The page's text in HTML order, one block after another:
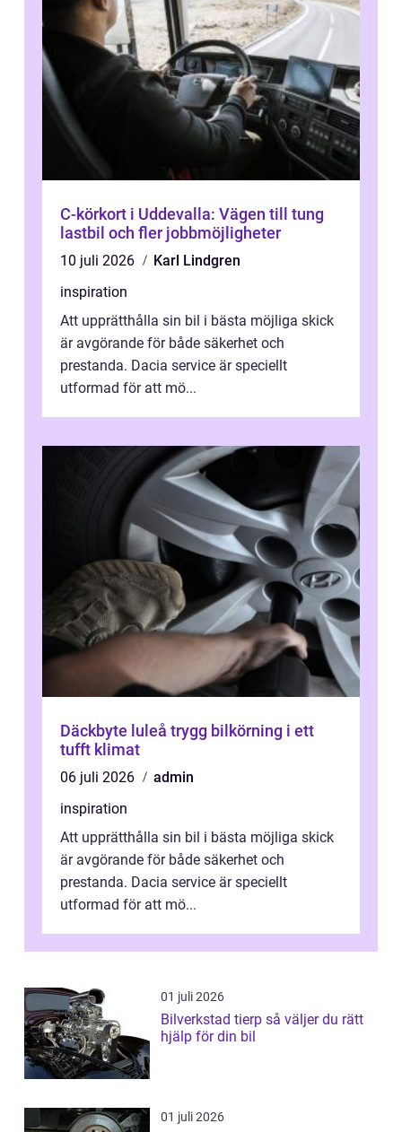
C-körkort i Uddevalla: Vägen till tung
lastbil och fler jobbmöjligheter
10 juli 2026
Karl Lindgren
inspiration
Att upprätthålla sin bil i bästa möjliga skick
är avgörande för både säkerhet och
prestanda. Dacia service är speciellt
utformad för att mö...
Däckbyte luleå trygg bilkörning i ett
tufft klimat
06 juli 2026
admin
inspiration
Att upprätthålla sin bil i bästa möjliga skick
är avgörande för både säkerhet och
prestanda. Dacia service är speciellt
utformad för att mö...
01 juli 2026
Bilverkstad tierp så väljer du rätt
hjälp för din bil
01 juli 2026